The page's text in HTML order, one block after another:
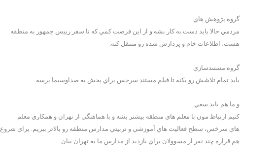
گروه پژوهش هاي
مردمي حالا بايد دست به كار بشه و از اين فرصت كمي كه تا سفر رييس جمهور به منطقه
هست، اطلاعات خام و پردازش شده رو منتقل كنه.
گروه مستندسازي
بايد تمام تلاشش رو بكنه تا فيلم مستند سرخس براي پخش به صداوسيما برسه.
و ما هم بايد سعي
كنيم ارتباط مون با معلم هاي منطقه بيشتر بشه و با هماهنگي از تهران و همكاري معلم
هاي سرخس، سطح فعاليت هاي آموزشي و تربيتي مدارس منطقه رو بالاتر ببريم. براي شروع
هم قراره چند نفر از مسوولان براي بازديد از مدارس ما به تهران بيان.